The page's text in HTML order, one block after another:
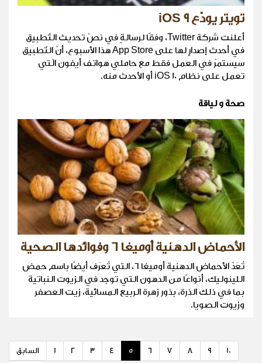
تويتر يودّع iOS 9
أعلنت شركة Twitter، وفقًا لرسالةٍ في نصّ تحديث التّطبيق
في أحدث إصدارٍ لها على App Store هذا الأسبوع، أنّ التّطبيق
سيستمرّ في العمل فقط مع حاملي هواتف أيفون الّتي
تعمل على نظام iOS 10 أو الأحدث منه.
صحة و لياقة
الأحماض الدهنية أوميغا ٦ وفوائدها الصحية
تُعَدّ الأحماض الدهنية أوميغا ٦، التي تُعرَف أيضًا باسم حمض
اللينوليك، أنواعًا من الدهون التي توجد في الزيوت النباتية
بما في ذلك الذرة، بذور زهرة الربيع المسائية، زيت العصفر
وزيوت الصويا.
السابق 1 2 3 4 5 6 7 8 9 10